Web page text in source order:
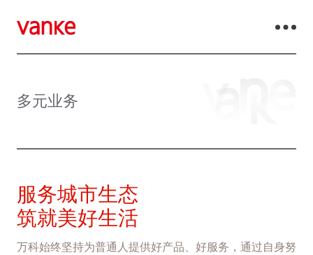
多元业务
服务城市生态
筑就美好生活
万科始终坚持为普通人提供好产品、好服务，通过自身努